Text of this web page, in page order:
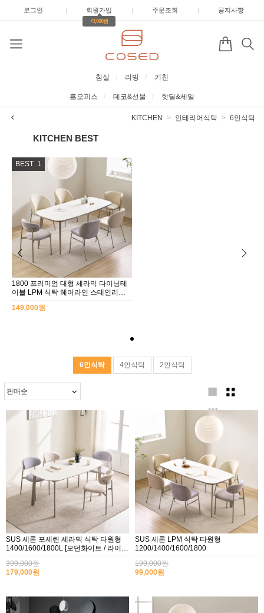
로그인 | 회원가입 |
+3,000원
주문조회 | 공지사항
침실 리빙 키친
홈오피스 데코&선물 핫딜&세일
KITCHEN 인테리어식탁 6인식탁
KITCHEN BEST
BEST 1
1800 프리미엄 대형 세라믹 다이닝테
이블 LPM 식탁 헤어라인 스테인리스
149,000원
6인식탁 4인식탁 2인식탁
SUS 세론 포세린 세라믹 식탁 타원형
1400/1600/1800L [모던화이트 / 라이트
399,000원
179,000원
SUS 세론 LPM 식탁 타원형
1200/1400/1600/1800
199,000원
99,000원